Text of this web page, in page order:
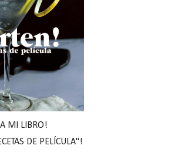
MI LIBRO!
DE PELÍCULA"!